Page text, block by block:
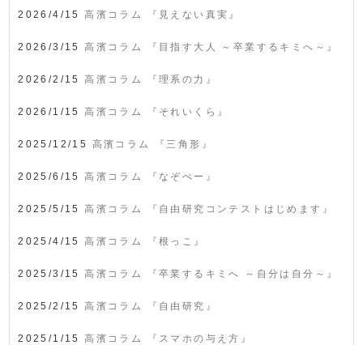
2026/4/15 高濱コラム 『見えない真実』
2026/3/15 高濱コラム 『目指す大人 ～卒業するキミへ～』
2026/2/15 高濱コラム 『理系の力』
2026/1/15 高濱コラム 『それいくら』
2025/12/15 高濱コラム 『三角形』
2025/6/15 高濱コラム 『なぞぺー』
2025/5/15 高濱コラム 『自由研究コンテストはじめます』
2025/4/15 高濱コラム 『根っこ』
2025/3/15 高濱コラム 『卒業するキミへ ～自分は自分～』
2025/2/15 高濱コラム 『自由研究』
2025/1/15 高濱コラム 『スマホの与え方』